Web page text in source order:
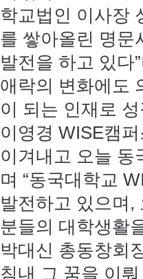
학교법인 이사장
를 쌓아올린 명문
발전을 하고 있다
애락의 변화에도
이 되는 인재로
이영경 WISE캠
이겨내고 오늘 동
며 “동국대학교
발전하고 있으며,
분들의 대학생활
박대신 총동창회
침내 그 꿈을 이